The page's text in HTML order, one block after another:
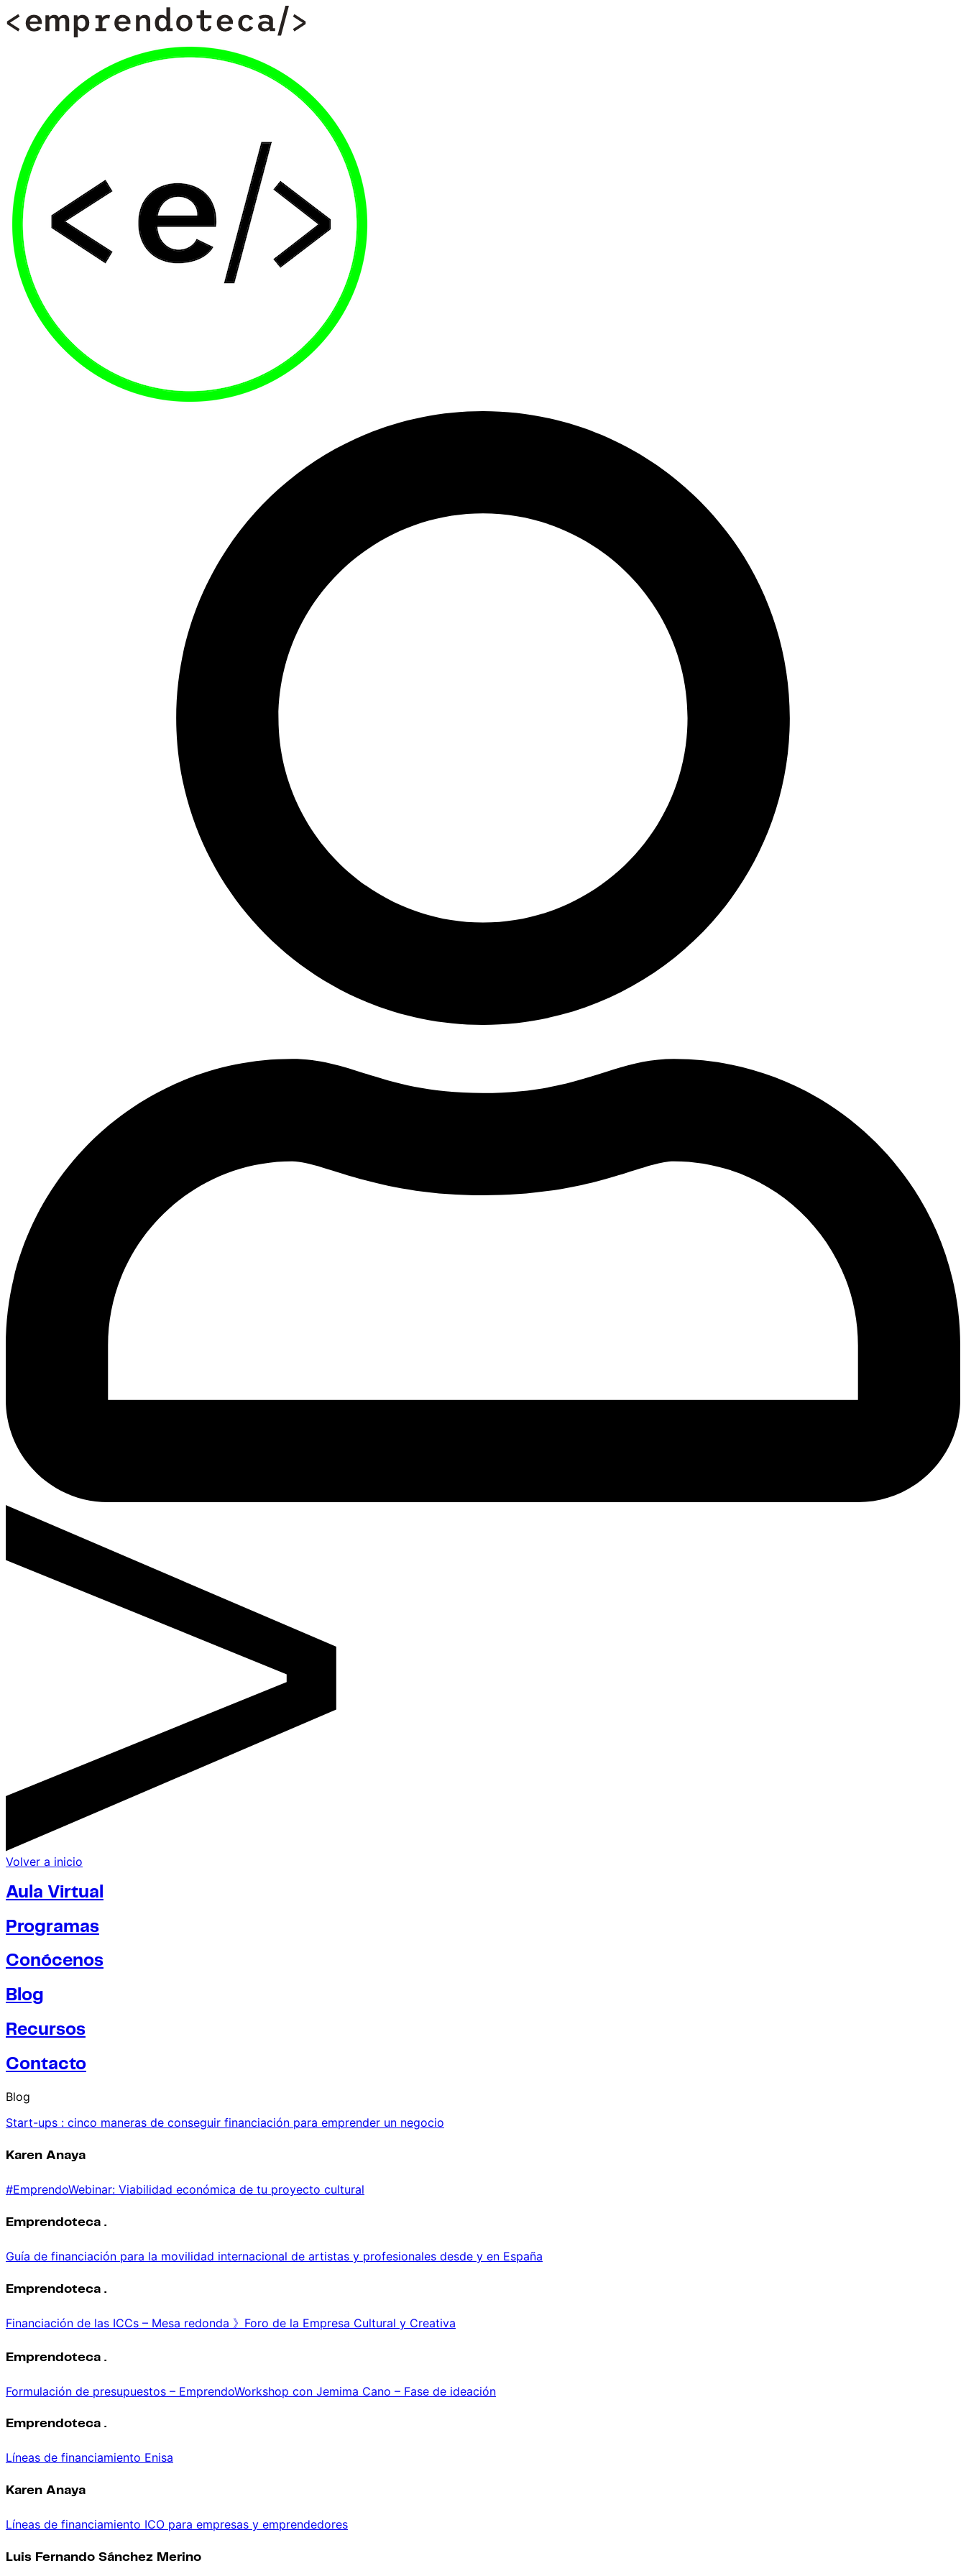
Volver a inicio
Aula Virtual
Programas
Conócenos
Blog
Recursos
Contacto
Blog
Start-ups : cinco maneras de conseguir financiación para emprender un negocio
Karen Anaya
#EmprendoWebinar: Viabilidad económica de tu proyecto cultural
Emprendoteca .
Guía de financiación para la movilidad internacional de artistas y profesionales desde y en España
Emprendoteca .
Financiación de las ICCs – Mesa redonda 》Foro de la Empresa Cultural y Creativa
Emprendoteca .
Formulación de presupuestos – EmprendoWorkshop con Jemima Cano – Fase de ideación
Emprendoteca .
Líneas de financiamiento Enisa
Karen Anaya
Líneas de financiamiento ICO para empresas y emprendedores
Luis Fernando Sánchez Merino